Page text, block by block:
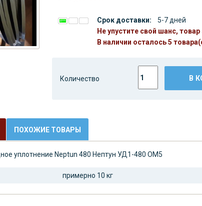
Срок доставки:
5-7 дней
Не упустите свой шанс,
В наличии осталось 5
Количество В
ПОХОЖИЕ ТОВАРЫ
уплотнение Neptun 480 Нептун УД1-480 ОМ5
примерно 10 кг